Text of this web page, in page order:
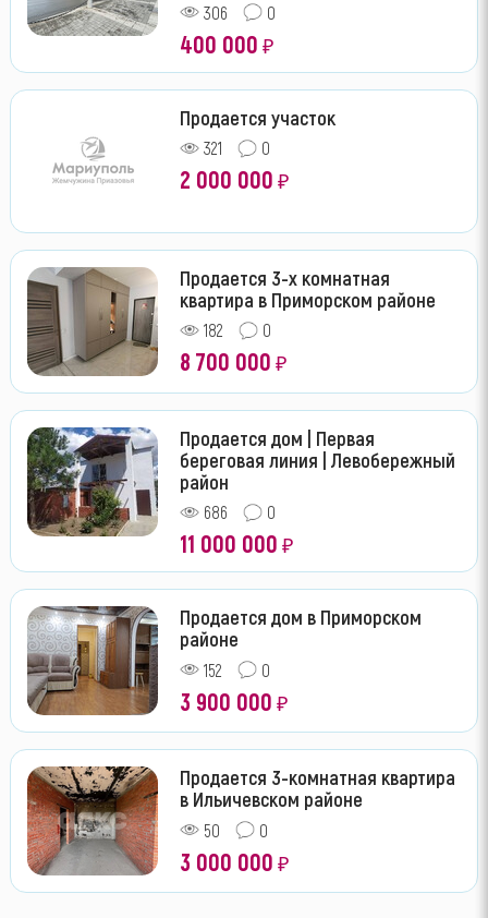
306 0
400 000 ₽
Продается участок
321 0
2 000 000 ₽
Продается 3-х комнатная
квартира в Приморском районе
182 0
8 700 000 ₽
Продается дом | Первая
береговая линия | Левобережный
район
686 0
11 000 000 ₽
Продается дом в Приморском
районе
152 0
3 900 000 ₽
Продается 3-комнатная квартира
в Ильичевском районе
50 0
3 000 000 ₽